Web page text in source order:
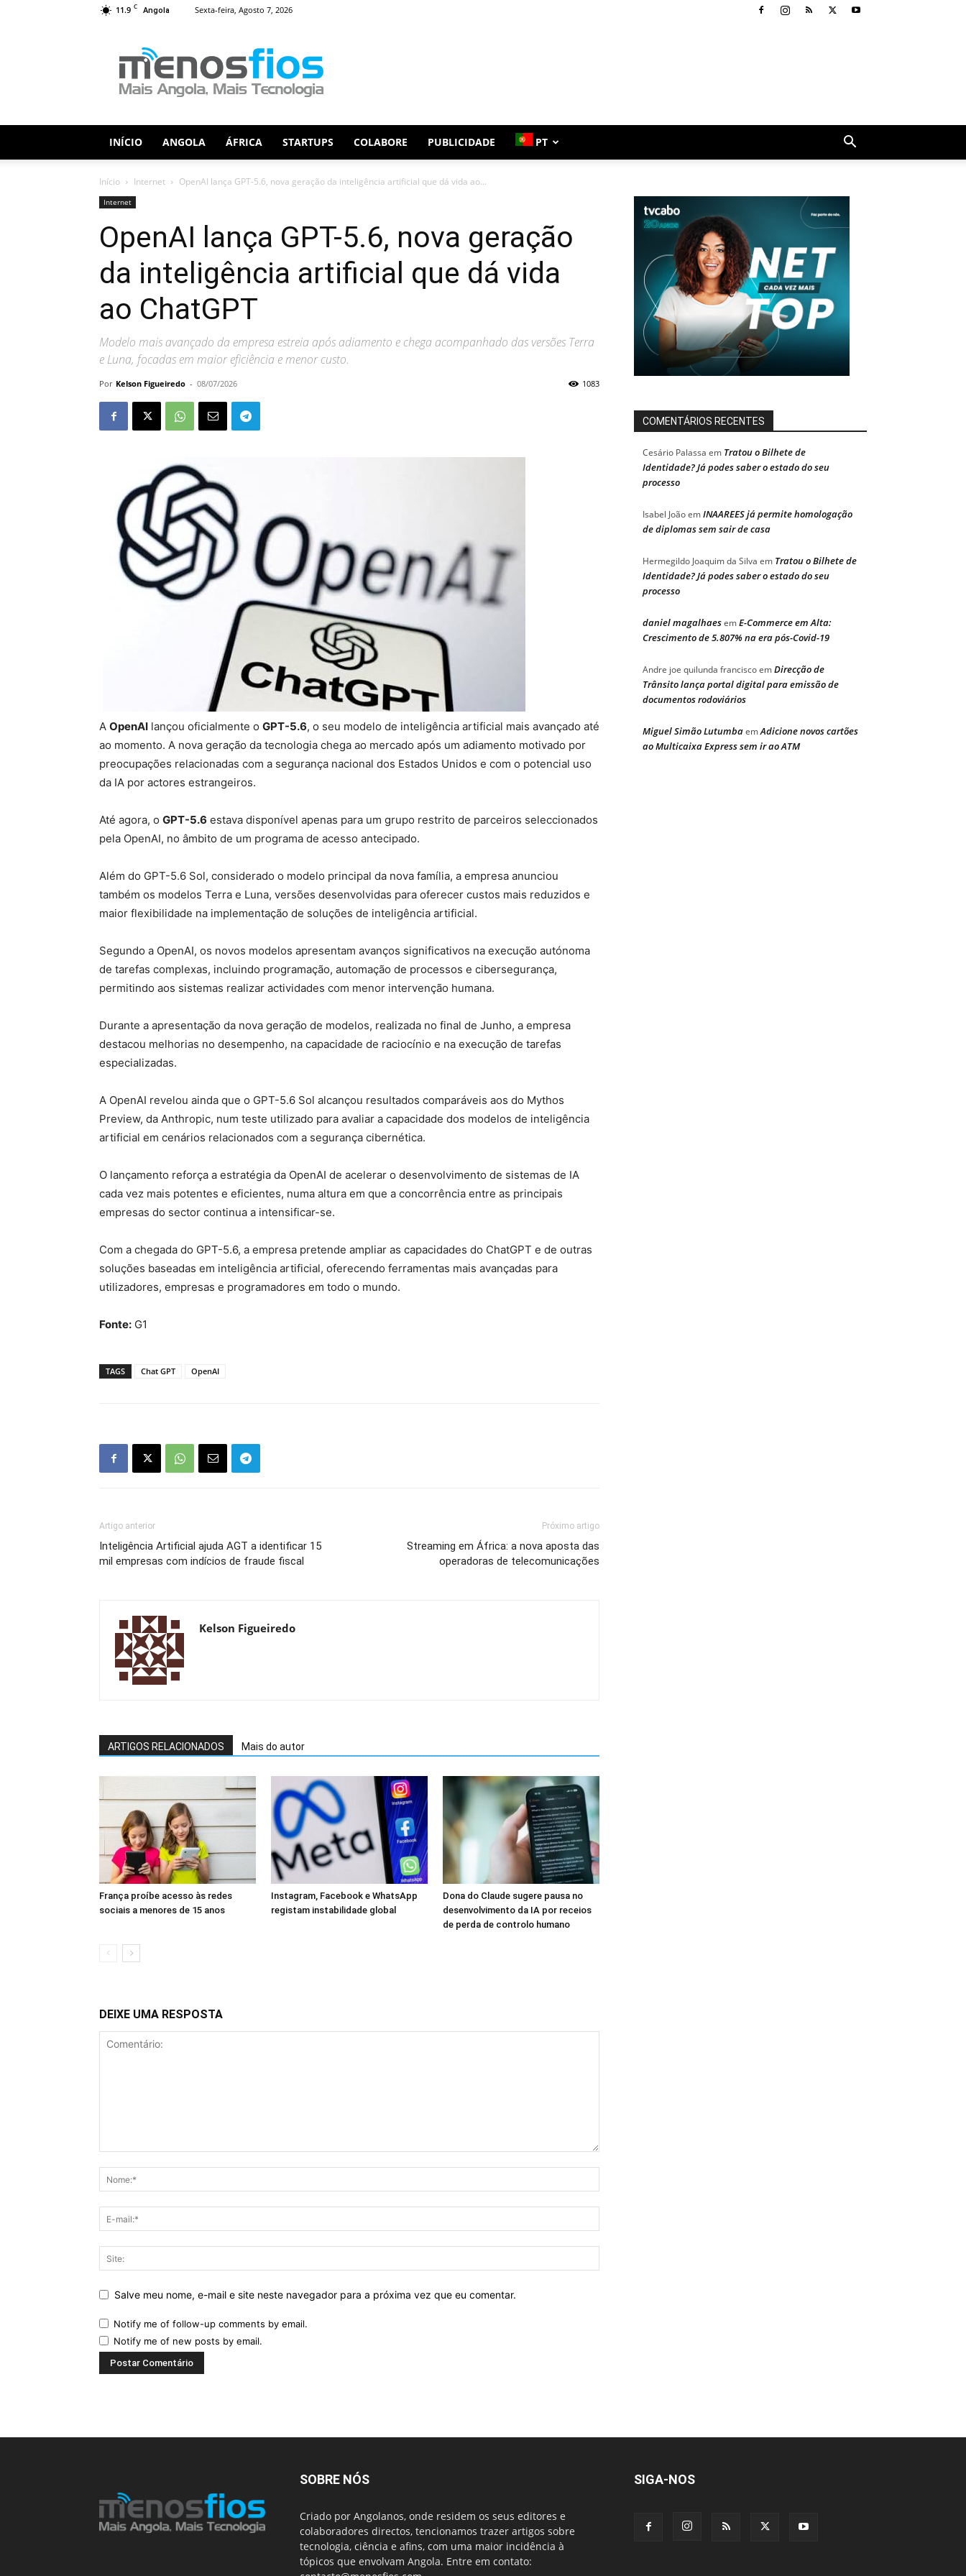
11.9 C Angola Sexta-feira, Agosto 7, 2026
Fios
INÍCIO ANGOLA ÁFRICA STARTUPS COLABORE PUBLICIDADE PT
Início Internet OpenAI lança GPT-5.6, nova geração da inteligência artificial que dá vida ao...
Internet
OpenAI lança GPT-5.6, nova geração
da inteligência artificial que dá vida
ao ChatGPT
Modelo mais avançado da empresa estreia após adiamento e chega acompanhado das versões Terra
e Luna, focadas em maior eficiência e menor custo.
Por Kelson Figueiredo - 08/07/2026 1083
A OpenAI lançou oficialmente o GPT-5.6, o seu modelo de inteligência artificial mais avançado até
ao momento. A nova geração da tecnologia chega ao mercado após um adiamento motivado por
preocupações relacionadas com a segurança nacional dos Estados Unidos e com o potencial uso
da IA por actores estrangeiros.
Até agora, o GPT-5.6 estava disponível apenas para um grupo restrito de parceiros seleccionados
pela OpenAI, no âmbito de um programa de acesso antecipado.
Além do GPT-5.6 Sol, considerado o modelo principal da nova família, a empresa anunciou
também os modelos Terra e Luna, versões desenvolvidas para oferecer custos mais reduzidos e
maior flexibilidade na implementação de soluções de inteligência artificial.
Segundo a OpenAI, os novos modelos apresentam avanços significativos na execução autónoma
de tarefas complexas, incluindo programação, automação de processos e cibersegurança,
permitindo aos sistemas realizar actividades com menor intervenção humana.
Durante a apresentação da nova geração de modelos, realizada no final de Junho, a empresa
destacou melhorias no desempenho, na capacidade de raciocínio e na execução de tarefas
especializadas.
A OpenAI revelou ainda que o GPT-5.6 Sol alcançou resultados comparáveis aos do Mythos
Preview, da Anthropic, num teste utilizado para avaliar a capacidade dos modelos de inteligência
artificial em cenários relacionados com a segurança cibernética.
O lançamento reforça a estratégia da OpenAI de acelerar o desenvolvimento de sistemas de IA
cada vez mais potentes e eficientes, numa altura em que a concorrência entre as principais
empresas do sector continua a intensificar-se.
Com a chegada do GPT-5.6, a empresa pretende ampliar as capacidades do ChatGPT e de outras
soluções baseadas em inteligência artificial, oferecendo ferramentas mais avançadas para
utilizadores, empresas e programadores em todo o mundo.
Fonte: G1
TAGS Chat GPT OpenAI
Artigo anterior
Inteligência Artificial ajuda AGT a identificar 15
mil empresas com indícios de fraude fiscal
Próximo artigo
Streaming em África: a nova aposta das
operadoras de telecomunicações
Kelson Figueiredo
ARTIGOS RELACIONADOS Mais do autor
França proíbe acesso às redes
sociais a menores de 15 anos
Instagram, Facebook e WhatsApp
registam instabilidade global
Dona do Claude sugere pausa no
desenvolvimento da IA por receios
de perda de controlo humano
DEIXE UMA RESPOSTA
Salve meu nome, e-mail e site neste navegador para a próxima vez que eu comentar.
Notify me of follow-up comments by email.
Notify me of new posts by email.
COMENTÁRIOS RECENTES
Cesário Palassa em Tratou o Bilhete de
Identidade? Já podes saber o estado do seu
processo
Isabel JoãoemINAAREES já permite homologação
de diplomas sem sair de casa
Hermegildo Joaquim da Silva em Tratou o Bilhete de
Identidade? Já podes saber o estado do seu
processo
daniel magalhaesemE-Commerce em Alta:
Crescimento de 5.807% na era pós-Covid-19
Andre joe quilunda franciscoemDirecção de
Trânsito lança portal digital para emissão de
documentos rodoviários
Miguel Simão LutumbaemAdicione novos cartões
ao Multicaixa Express sem ir ao ATM
SOBRE NÓS
Criado por Angolanos, onde residem os seus editores e
colaboradores directos, tencionamos trazer artigos sobre
tecnologia, ciência e afins, com uma maior incidência à
tópicos que envolvam Angola. Entre em contato:
SIGA-NOS